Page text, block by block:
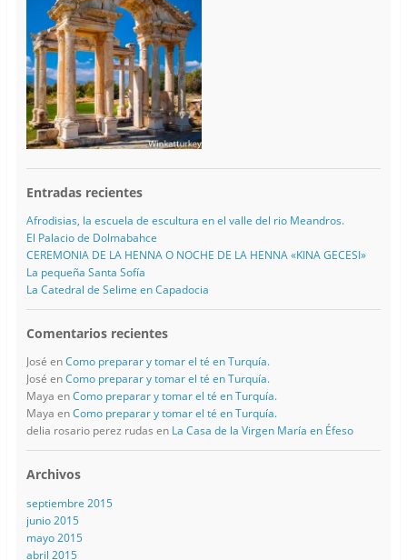
Entradas recientes
Afrodisias, la escuela de escultura en el valle del rio Meandros.
El Palacio de Dolmabahce
CEREMONIA DE LA HENNA O NOCHE DE LA HENNA «KINA GECESI»
La pequeña Santa Sofía
La Catedral de Selime en Capadocia
Comentarios recientes
José enComo preparar y tomar el té en Turquía.
José enComo preparar y tomar el té en Turquía.
Maya enComo preparar y tomar el té en Turquía.
Maya enComo preparar y tomar el té en Turquía.
delia rosario perez rudas en La Casa de la Virgen María en Éfeso
Archivos
septiembre 2015
junio 2015
mayo 2015
abril 2015